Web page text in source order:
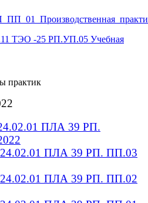
ТЭО -25 РП.УП.05 Учебная
практик
ПЛА 39 РП.
24.02.01 ПЛА 39 РП. ПП.03
24.02.01 ПЛА 39 РП. ПП.02